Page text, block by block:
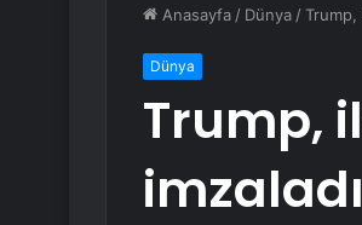
Anasayfa / Dünya /Trump,
Dünya
Trump,
imzaladı